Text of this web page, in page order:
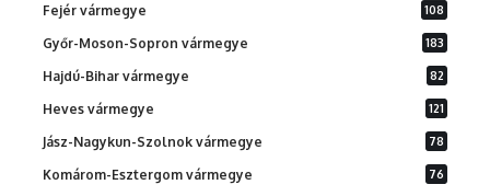
Fejér vármegye 108
Győr-Moson-Sopron vármegye 183
Hajdú-Bihar vármegye 82
Heves vármegye 121
Jász-Nagykun-Szolnok vármegye 78
Komárom-Esztergom vármegye 76